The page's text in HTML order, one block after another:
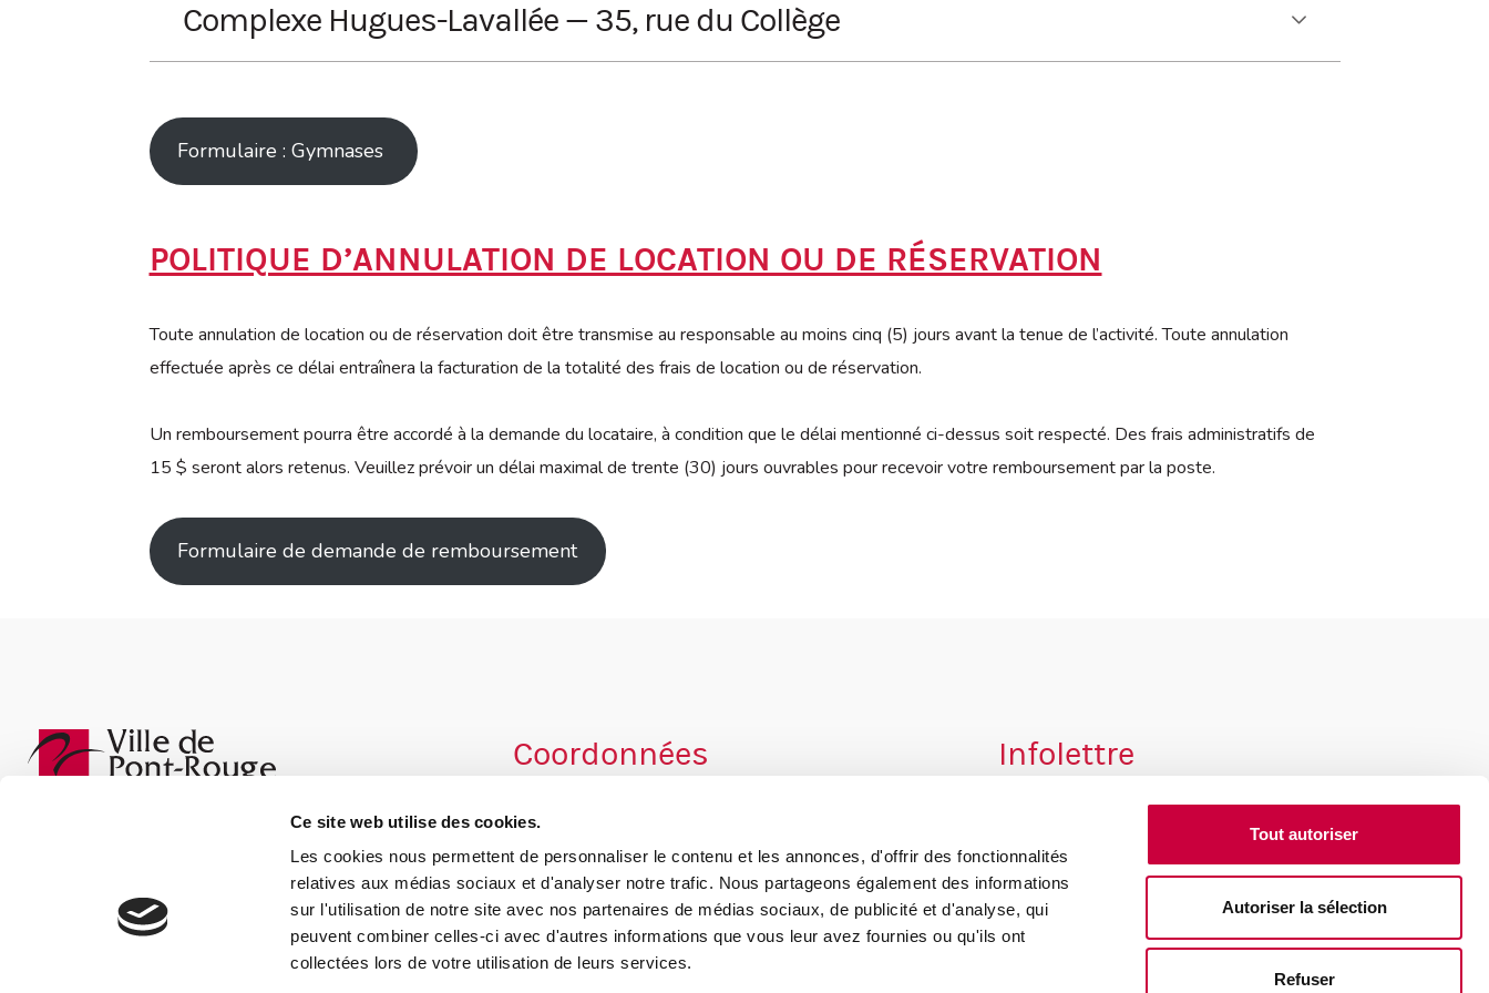
Ce site web utilise des cookies.
Les cookies nous permettent de personnaliser le contenu et les annonces, d'offrir des fonctionnalités
relatives aux médias sociaux et d'analyser notre trafic. Nous partageons également des informations
sur l'utilisation de notre site avec nos partenaires de médias sociaux, de publicité et d'analyse, qui
peuvent combiner celles-ci avec d'autres informations que vous leur avez fournies ou qu'ils ont
collectées lors de votre utilisation de leurs services.
Tout autoriser
Autoriser la sélection
Refuser
Salle #154 (25 personnes assises)
Accessible par l’escalier ou l’ascenseur de la porte #3
Projecteur sur place
Complexe Hugues-Lavallée — 35, rue du Collège
Ouvert
Fermé
Formulaire : Gymnases
POLITIQUE D’ANNULATION DE LOCATION OU DE RÉSERVATION
Toute annulation de location ou de réservation doit être transmise au responsable au moins cinq (5) jours avant la tenue de l’activité. Toute annulation
effectuée après ce délai entraînera la facturation de la totalité des frais de location ou de réservation.
Un remboursement pourra être accordé à la demande du locataire, à condition que le délai mentionné ci-dessus soit respecté. Des frais administratifs de
15 $ seront alors retenus. Veuillez prévoir un délai maximal de trente (30) jours ouvrables pour recevoir votre remboursement par la poste.
Formulaire de demande de remboursement
Coordonnées
Téléphone :
Télécopieur :418 873-3494
info@ville.pontrouge.qc.ca
Infolettre